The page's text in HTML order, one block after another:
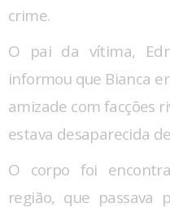
crime.
O pai da vítima,
informou que Bianca
amizade com facções
estava desaparecida
O corpo foi
região, que passava